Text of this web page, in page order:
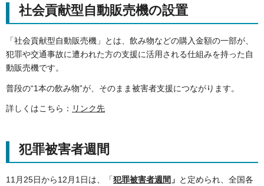
社会貢献型自動販売機の設置
「社会貢献型自動販売機」とは、飲み物などの購入金額の一部が、
犯罪や交通事故に遭われた方の支援に活用される仕組みを持った自
動販売機です。
普段の“1本の飲み物”が、そのまま被害者支援につながります。
詳しくはこちら： リンク先
犯罪被害者週間
11月25日から12月1日は、「犯罪被害者週間 」 と定められ、全国各